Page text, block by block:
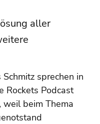
aller
sprechen in
Rockets Podcast
weil beim Thema